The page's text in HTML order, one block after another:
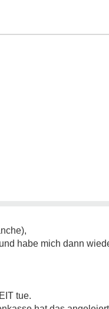
habe mich dann
tue.